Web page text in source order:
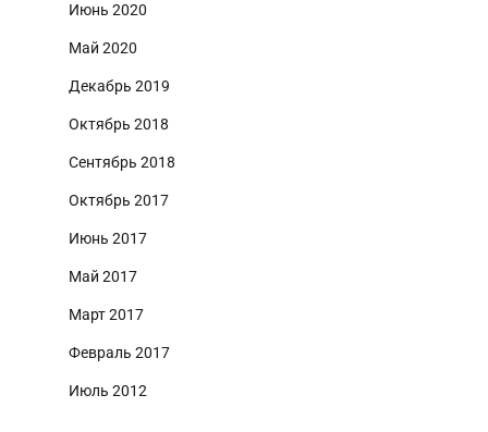
Июнь 2020
Май 2020
Декабрь 2019
Октябрь 2018
Сентябрь 2018
Октябрь 2017
Июнь 2017
Май 2017
Март 2017
Февраль 2017
Июль 2012